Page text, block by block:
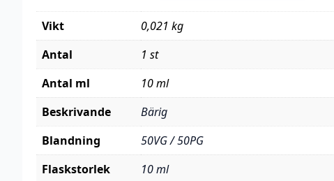
Vikt
0,021 kg
Antal
1 st
Antal ml
10 ml
Beskrivande
Bärig
Blandning
50VG / 50PG
Flaskstorlek
10 ml